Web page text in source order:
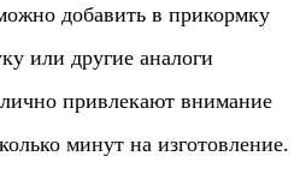
добавить в прикормку
или другие аналоги
привлекают внимание
минут на изготовление.